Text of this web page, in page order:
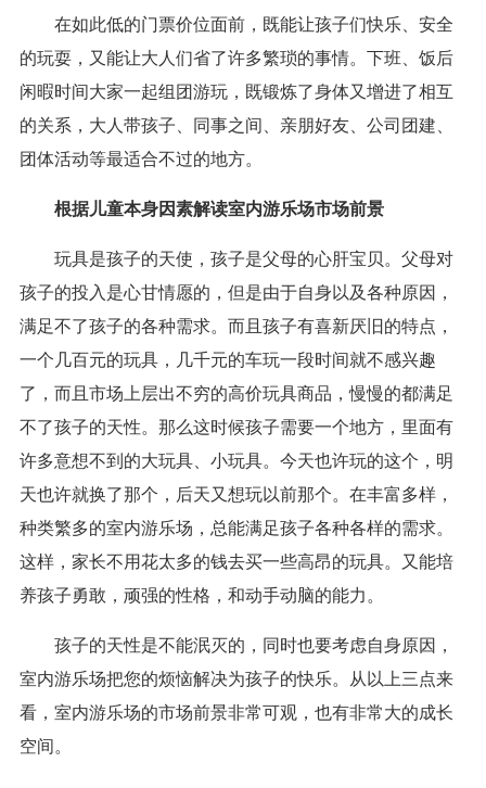
在如此低的门票价位面前，既能让孩子们快乐、安全
的玩耍，又能让大人们省了许多繁琐的事情。下班、饭后
闲暇时间大家一起组团游玩，既锻炼了身体又增进了相互
的关系，大人带孩子、同事之间、亲朋好友、公司团建、
团体活动等最适合不过的地方。
根据儿童本身因素解读室内游乐场市场前景
玩具是孩子的天使，孩子是父母的心肝宝贝。父母对
孩子的投入是心甘情愿的，但是由于自身以及各种原因，
满足不了孩子的各种需求。而且孩子有喜新厌旧的特点，
一个几百元的玩具，几千元的车玩一段时间就不感兴趣
了，而且市场上层出不穷的高价玩具商品，慢慢的都满足
不了孩子的天性。那么这时候孩子需要一个地方，里面有
许多意想不到的大玩具、小玩具。今天也许玩的这个，明
天也许就换了那个，后天又想玩以前那个。在丰富多样，
种类繁多的室内游乐场，总能满足孩子各种各样的需求。
这样，家长不用花太多的钱去买一些高昂的玩具。又能培
养孩子勇敢，顽强的性格，和动手动脑的能力。
孩子的天性是不能泯灭的，同时也要考虑自身原因，
室内游乐场把您的烦恼解决为孩子的快乐。从以上三点来
看，室内游乐场的市场前景非常可观，也有非常大的成长
空间。